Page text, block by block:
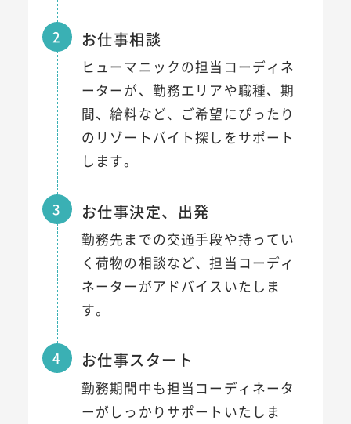
2 お仕事相談
ヒューマニックの担当コーディネ
ーターが、勤務エリアや職種、期
間、給料など、ご希望にぴったり
のリゾートバイト探しをサポート
します。
3 お仕事決定、出発
勤務先までの交通手段や持ってい
く荷物の相談など、担当コーディ
ネーターがアドバイスいたしま
す。
4 お仕事スタート
勤務期間中も担当コーディネータ
ーがしっかりサポートいたしま